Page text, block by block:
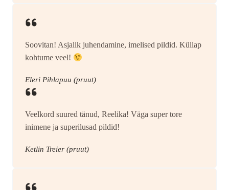
Soovitan! Asjalik juhendamine, imelised pildid. Küllap
kohtume veel!
Eleri Pihlapuu (pruut)
Veelkord suured tänud, Reelika! Väga super tore
inimene ja superilusad pildid!
Ketlin Treier (pruut)